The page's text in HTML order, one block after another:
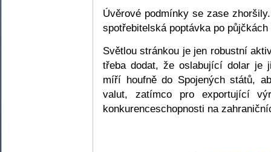
Úvěrové podmínky se zase
spotřebitelská poptávka po půjčkách
Světlou stránkou je jen robustní
třeba dodat, že oslabující dolar je
míří houfně do Spojených států,
valut, zatímco pro exportující
konkurenceschopnosti na